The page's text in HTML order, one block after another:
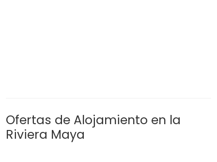
Ofertas de Alojamiento en la
Riviera Maya